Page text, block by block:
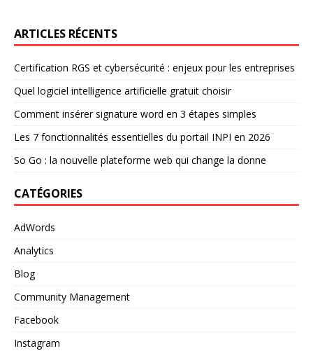
ARTICLES RÉCENTS
Certification RGS et cybersécurité : enjeux pour les entreprises
Quel logiciel intelligence artificielle gratuit choisir
Comment insérer signature word en 3 étapes simples
Les 7 fonctionnalités essentielles du portail INPI en 2026
So Go : la nouvelle plateforme web qui change la donne
CATÉGORIES
AdWords
Analytics
Blog
Community Management
Facebook
Instagram